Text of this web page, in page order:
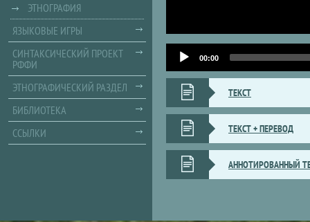
Audio
Player
00:00
ТЕКСТ
ТЕКСТ + ПЕРЕВОД
АННОТИРОВАННЫЙ
ЭТНОГРАФИЯ
ЯЗЫКОВЫЕ ИГРЫ
СИНТАКСИЧЕСКИЙ ПРОЕКТ
РФФИ
ЭТНОГРАФИЧЕСКИЙ РАЗДЕЛ
БИБЛИОТЕКА
ССЫЛКИ